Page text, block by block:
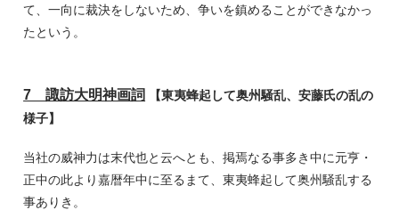
て、一向に裁決をしないため、争いを鎮めることができなかっ
たという。
7 諏訪大明神画詞
【東夷蜂起して奥州騒乱、安藤氏の乱の
様子】
当社の威神力は末代也と云へとも、掲焉なる事多き中に元亨・
正中の此より嘉暦年中に至るまて、東夷蜂起して奥州騒乱する
事ありき。